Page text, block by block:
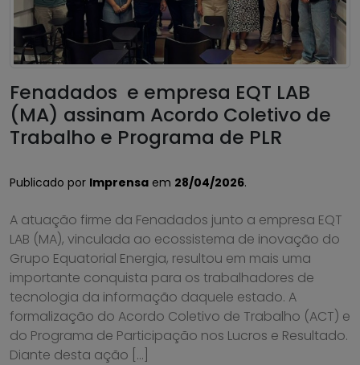
Fenadados e empresa EQT LAB
(MA) assinam Acordo Coletivo de
Trabalho e Programa de PLR
Publicado por Imprensa em 28/04/2026.
A atuação firme da Fenadados junto a empresa EQT
LAB (MA), vinculada ao ecossistema de inovação do
Grupo Equatorial Energia, resultou em mais uma
importante conquista para os trabalhadores de
tecnologia da informação daquele estado. A
formalização do Acordo Coletivo de Trabalho (ACT) e
do Programa de Participação nos Lucros e Resultado.
Diante desta ação […]